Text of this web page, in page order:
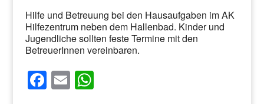
Hilfe und Betreuung bei den Hausaufgaben im AK
Hilfezentrum neben dem Hallenbad. Kinder und
Jugendliche sollten feste Termine mit den
BetreuerInnen vereinbaren.
F E W